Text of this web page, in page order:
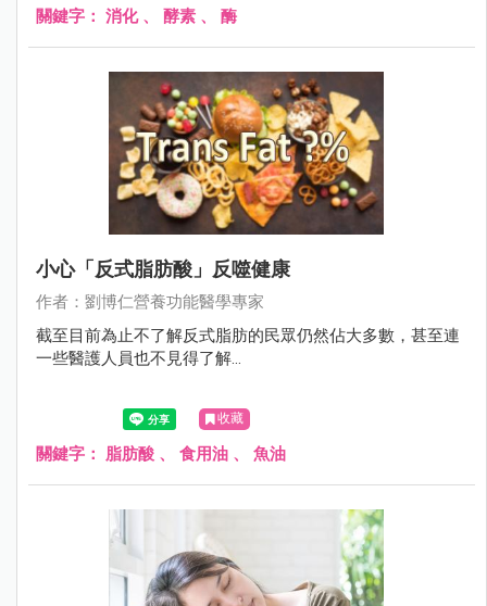
關鍵字： 消化、 酵素 、 酶
小心「反式脂肪酸」反噬健康
作者：劉博仁營養功能醫學專家
截至目前為止不了解反式脂肪的民眾仍然佔大多數，甚至連
一些醫護人員也不見得了解...
收藏
關鍵字： 脂肪酸 、 食用油 、 魚油